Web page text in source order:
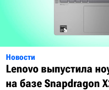
Новости
Lenovo выпустила
на базе Snapdragon